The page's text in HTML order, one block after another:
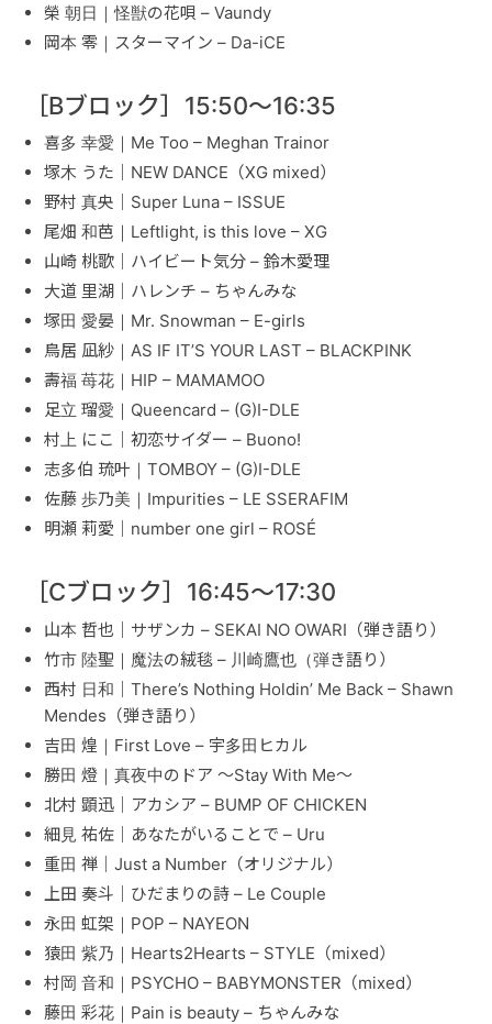
榮 朝日｜怪獣の花唄 – Vaundy
岡本 零｜スターマイン – Da-iCE
［Bブロック］15:50〜16:35
喜多 幸愛｜Me Too – Meghan Trainor
塚木 うた｜NEW DANCE（XG mixed）
野村 真央｜Super Luna – ISSUE
尾畑 和芭｜Leftlight, is this love – XG
山崎 桃歌｜ハイビート気分 – 鈴木愛理
大道 里湖｜ハレンチ – ちゃんみな
塚田 愛晏｜Mr. Snowman – E-girls
鳥居 凪紗｜AS IF IT’S YOUR LAST – BLACKPINK
壽福 苺花｜HIP – MAMAMOO
足立 瑠愛｜Queencard – (G)I-DLE
村上 にこ｜初恋サイダー – Buono!
志多伯 琉叶｜TOMBOY – (G)I-DLE
佐藤 歩乃美｜Impurities – LE SSERAFIM
明瀬 莉愛｜number one girl – ROSÉ
［Cブロック］16:45〜17:30
山本 哲也｜サザンカ – SEKAI NO OWARI（弾き語り）
竹市 陸聖｜魔法の絨毯 – 川崎鷹也（弾き語り）
西村 日和｜There’s Nothing Holdin’ Me Back – Shawn
Mendes（弾き語り）
吉田 煌｜First Love – 宇多田ヒカル
勝田 燈｜真夜中のドア ～Stay With Me～
北村 顕迅｜アカシア – BUMP OF CHICKEN
細見 祐佐｜あなたがいることで – Uru
重田 禅｜Just a Number（オリジナル）
上田 奏斗｜ひだまりの詩 – Le Couple
永田 虹架｜POP – NAYEON
猿田 紫乃｜Hearts2Hearts – STYLE（mixed）
村岡 音和｜PSYCHO – BABYMONSTER（mixed）
藤田 彩花｜Pain is beauty – ちゃんみな